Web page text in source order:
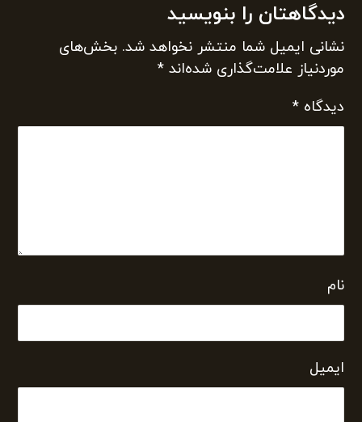
دیدگاهتان را بنویسید
نشانی ایمیل شما منتشر نخواهد شد. بخش‌های
موردنیاز علامت‌گذاری شده‌اند*
دیدگاه*
نام
ایمیل